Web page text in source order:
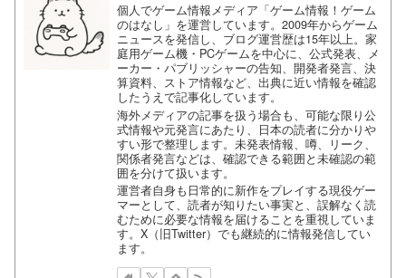
個人でゲーム情報メディア「ゲーム情報！ゲーム
のはなし」を運営しています。2009年からゲーム
ニュースを発信し、ブログ運営歴は15年以上。家
庭用ゲーム機・PCゲームを中心に、公式発表、メ
ーカー・パブリッシャーの告知、開発者発言、決
算資料、ストア情報など、出典に近い情報を確認
したうえで記事化しています。
海外メディアの記事を扱う場合も、可能な限り公
式情報や元発言にあたり、日本の読者に分かりや
すい形で整理します。未発表情報、噂、リーク、
関係者発言などは、確認できる範囲と未確認の範
囲を分けて扱います。
運営者自身も日常的に新作をプレイする現役ゲー
マーとして、読者が知りたい事実と、誤解なく読
むために必要な情報を届けることを重視していま
す。X（旧Twitter）でも継続的に情報発信してい
ます。